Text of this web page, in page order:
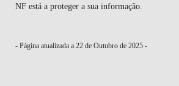
NF está a proteger a sua informação.
- Página atualizada a 22 de Outubro de 2025 -